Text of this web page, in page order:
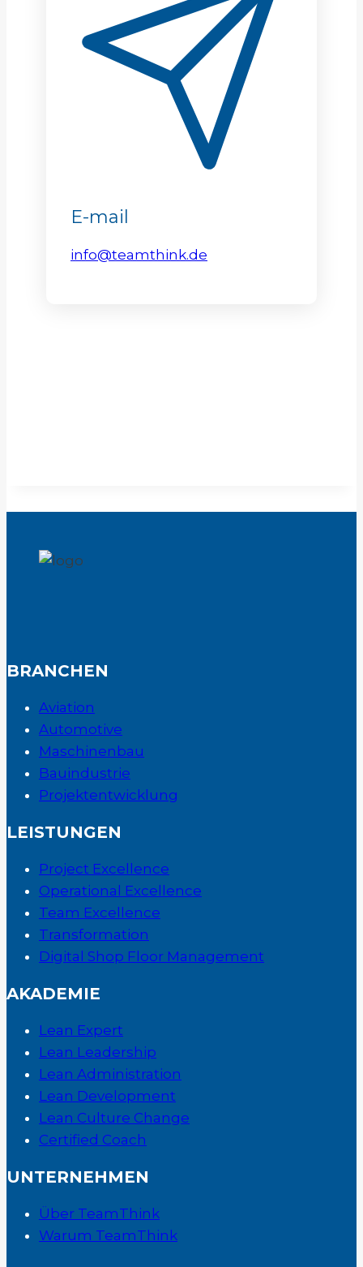
E-mail
info@teamthink.de
BRANCHEN
Aviation
Automotive
Maschinenbau
Bauindustrie
Projektentwicklung
LEISTUNGEN
Project Excellence
Operational Excellence
Team Excellence
Transformation
Digital Shop Floor Management
AKADEMIE
Lean Expert
Lean Leadership
Lean Administration
Lean Development
Lean Culture Change
Certified Coach
UNTERNEHMEN
Über TeamThink
Warum TeamThink